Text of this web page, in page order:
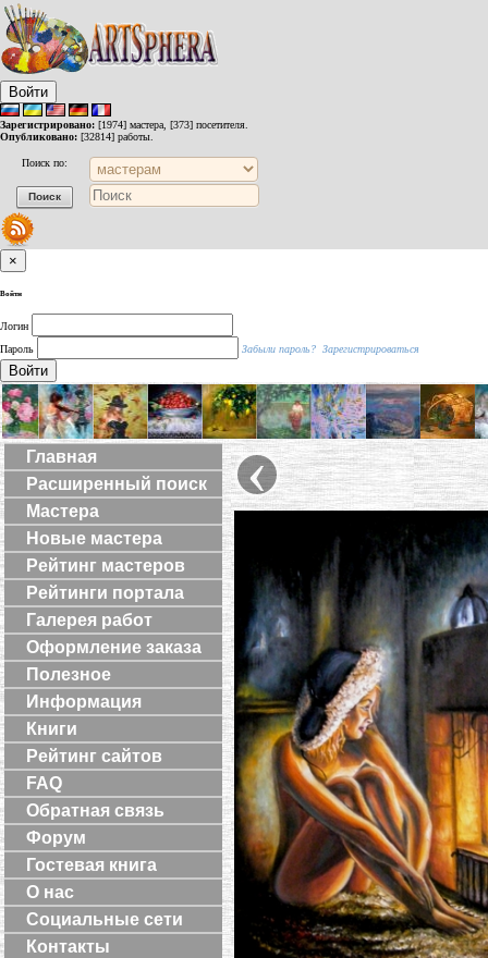
Войти
Зарегистрировано: [1974] мастера, [373] посетителя.
Опубликовано: [32814] работы.
Поиск по:
×
Войти
Логин
Пароль
Забыли пароль? Зарегистрироваться
Войти
Главная
Расширенный поиск
Мастера
Новые мастера
Рейтинг мастеров
Рейтинги портала
Галерея работ
Оформление заказа
Полезное
Информация
Книги
Рейтинг сайтов
FAQ
Обратная связь
Форум
Гостевая книга
О нас
Социальные сети
Контакты
‹